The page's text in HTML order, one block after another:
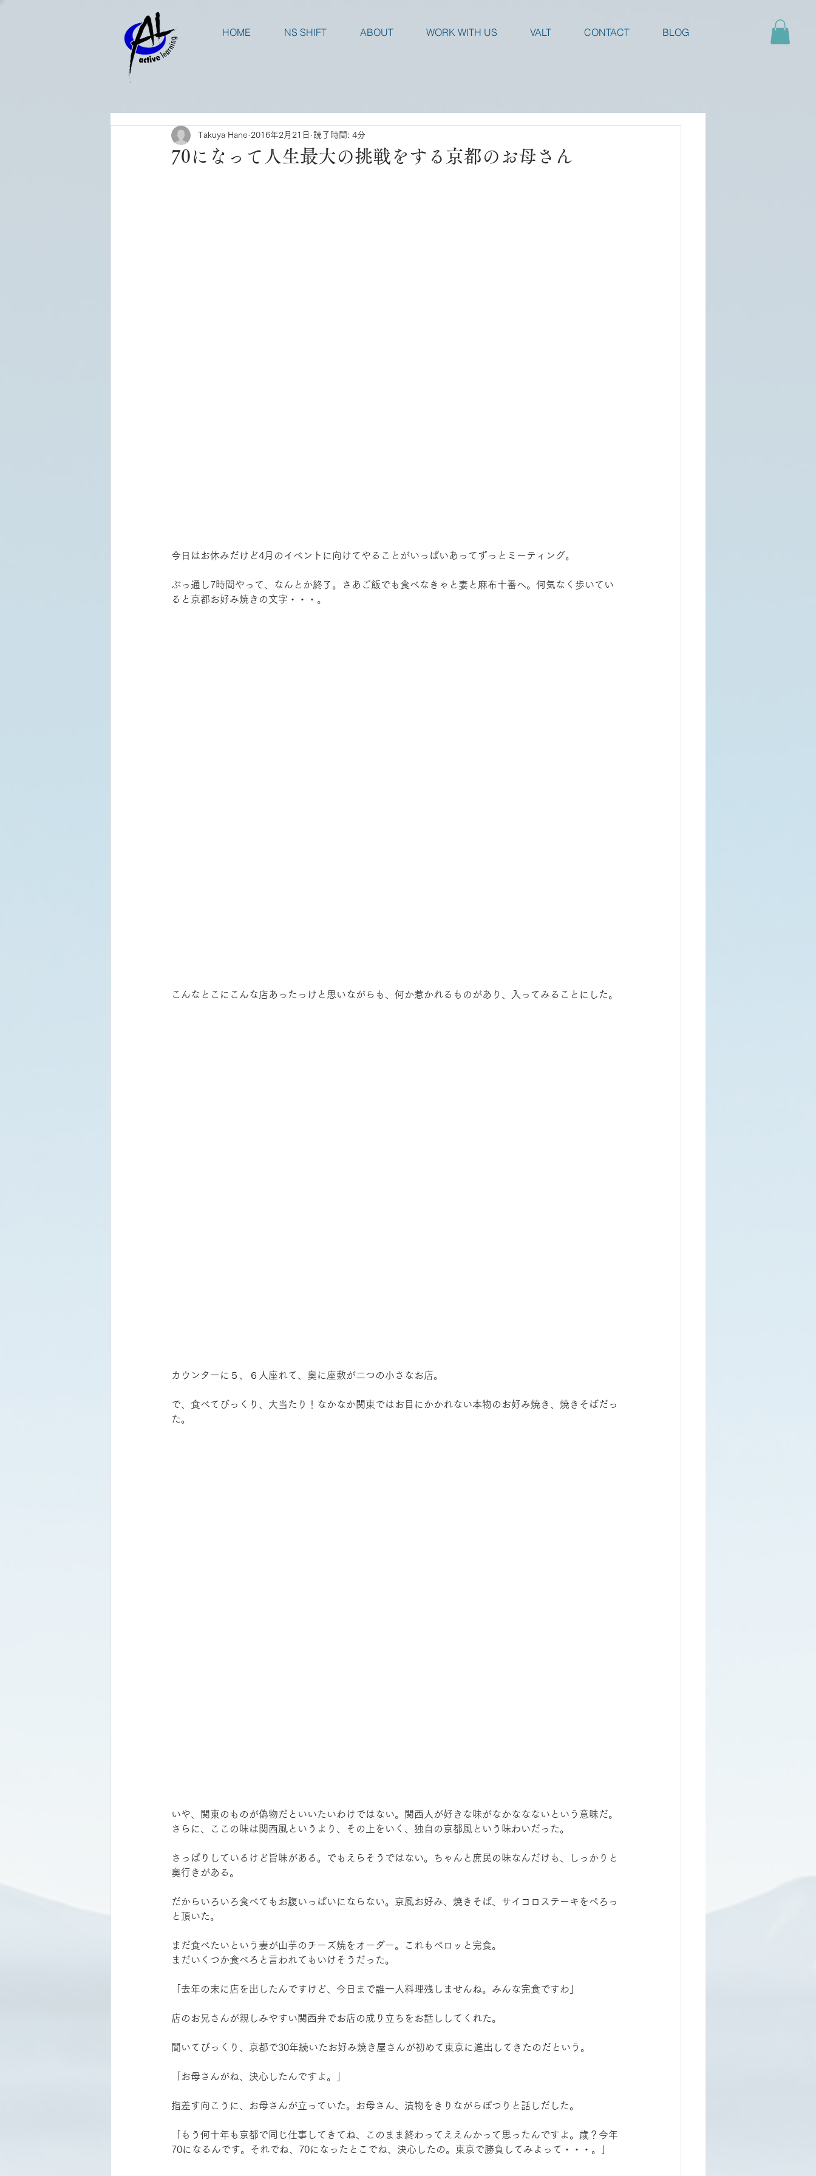
HOME NS SHIFT ABOUT WORK WITH US VALT CONTACT BLOG
70になって人生最大の挑戦をする京都のお母さん
Takuya Hane 2016年2月21日 読了時間: 4分
今日はお休みだけど4月のイベントに向けてやることがいっぱいあってずっとミーティング。
ぶっ通し7時間やって、なんとか終了。さあご飯でも食べなきゃと妻と麻布十番へ。何気なく歩いてい
ると京都お好み焼きの文字・・・。
こんなとこにこんな店あったっけと思いながらも、何か惹かれるものがあり、入ってみることにした。
カウンターに５、６人座れて、奥に座敷が二つの小さなお店。
で、食べてびっくり、大当たり！なかなか関東ではお目にかかれない本物のお好み焼き、焼きそばだっ
た。
いや、関東のものが偽物だといいたいわけではない。関西人が好きな味がなかななないという意味だ。
さらに、ここの味は関西風というより、その上をいく、独自の京都風という味わいだった。
さっぱりしているけど旨味がある。でもえらそうではない。ちゃんと庶民の味なんだけも、しっかりと
奥行きがある。
だからいろいろ食べてもお腹いっぱいにならない。京風お好み、焼きそば、サイコロステーキをぺろっ
と頂いた。
まだ食べたいという妻が山芋のチーズ焼をオーダー。これもペロッと完食。
まだいくつか食べろと言われてもいけそうだった。
「去年の末に店を出したんですけど、今日まで誰一人料理残しませんね。みんな完食ですわ」
店のお兄さんが親しみやすい関西弁でお店の成り立ちをお話ししてくれた。
聞いてびっくり、京都で30年続いたお好み焼き屋さんが初めて東京に進出してきたのだという。
「お母さんがね、決心したんですよ。」
指差す向こうに、お母さんが立っていた。お母さん、漬物をきりながらぽつりと話しだした。
「もう何十年も京都で同じ仕事してきてね、このまま終わってええんかって思ったんですよ。歳？今年
70になるんです。それでね、70になったとこでね、決心したの。東京で勝負してみよって・・・。」